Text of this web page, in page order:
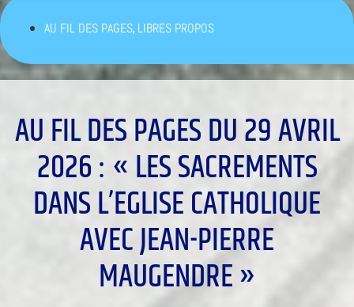
AU FIL DES PAGES,LIBRES PROPOS
AU FIL DES PAGES DU 29 AVRIL
2026 : « LES SACREMENTS
DANS L’EGLISE CATHOLIQUE
AVEC JEAN-PIERRE
MAUGENDRE »